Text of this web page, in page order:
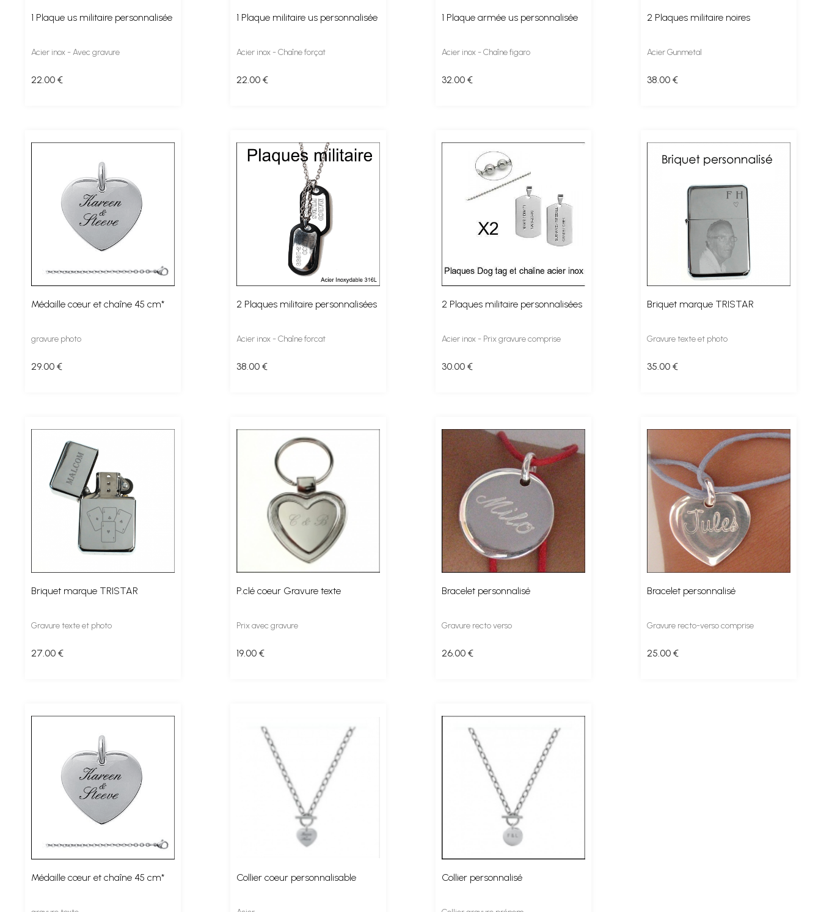
1 Plaque us militaire personnalisée
Acier inox - Avec gravure
22.00 €
1 Plaque militaire us personnalisée
Acier inox - Chaîne forçat
22.00 €
1 Plaque armée us personnalisée
Acier inox - Chaîne figaro
32.00 €
2 Plaques militaire noires
Acier Gunmetal
38.00 €
Médaille cœur et chaîne 45 cm*
gravure photo
29.00 €
2 Plaques militaire personnalisées
Acier inox - Chaîne forcat
38.00 €
2 Plaques militaire personnalisées
Acier inox - Prix gravure comprise
30.00 €
Briquet marque TRISTAR
Gravure texte et photo
35.00 €
Briquet marque TRISTAR
Gravure texte et photo
27.00 €
P.clé coeur Gravure texte
Prix avec gravure
19.00 €
Bracelet personnalisé
Gravure recto verso
26.00 €
Bracelet personnalisé
Gravure recto-verso comprise
25.00 €
Médaille cœur et chaîne 45 cm* Collier coeur personnalisable Collier personnalisé